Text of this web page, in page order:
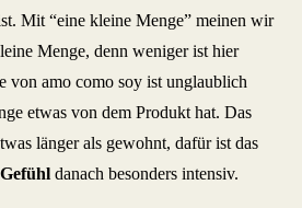
Mit “eine kleine Menge” meinen wir
Menge, denn weniger ist hier
von amo como soy ist unglaublich
etwas von dem Produkt hat. Das
länger als gewohnt, dafür ist das
danach besonders intensiv.